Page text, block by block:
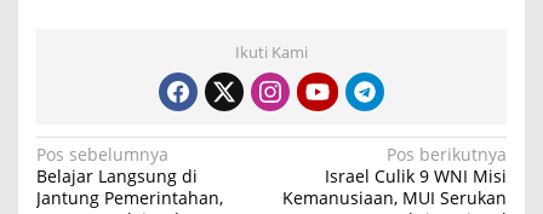
Ikuti Kami
N
a
Pos sebelumnya
Belajar Langsung di
Jantung Pemerintahan,
Pos berikutnya
Israel Culik 9 WNI Misi
Kemanusiaan, MUI Serukan